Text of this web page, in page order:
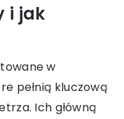
i jak
w
pełnią kluczową
Ich główną